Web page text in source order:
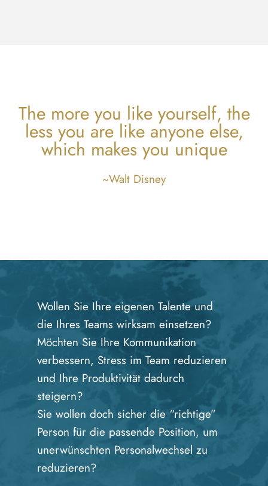
The more you like yourself, the
less you are like anyone else,
which makes you unique
~Walt Disney
Wollen Sie Ihre eigenen Talente und
die Ihres Teams wirksam einsetzen?
Möchten Sie Ihre Kommunikation
verbessern, Stress im Team reduzieren
und Ihre Produktivität dadurch
steigern?
Sie wollen doch sicher die “richtige”
Person für die passende Position, um
unerwünschten Personalwechsel zu
reduzieren?